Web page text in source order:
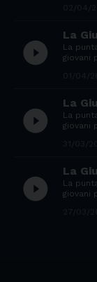
play_circle_filled
La
La
giovani
play_circle_filled
La
La
giovani
play_circle_filled
La
La
giovani